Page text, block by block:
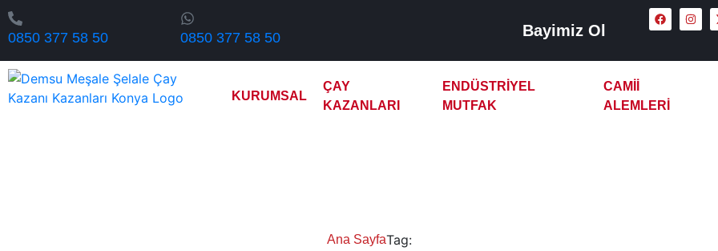
0850 377 58 50 0850 377 58 50 Bayimiz Ol
KURUMSAL
ÇAY
KAZANLARI
ENDÜSTRIYEL
MUTFAK
CAMII
ALEMLERI
Ana SayfaTag: